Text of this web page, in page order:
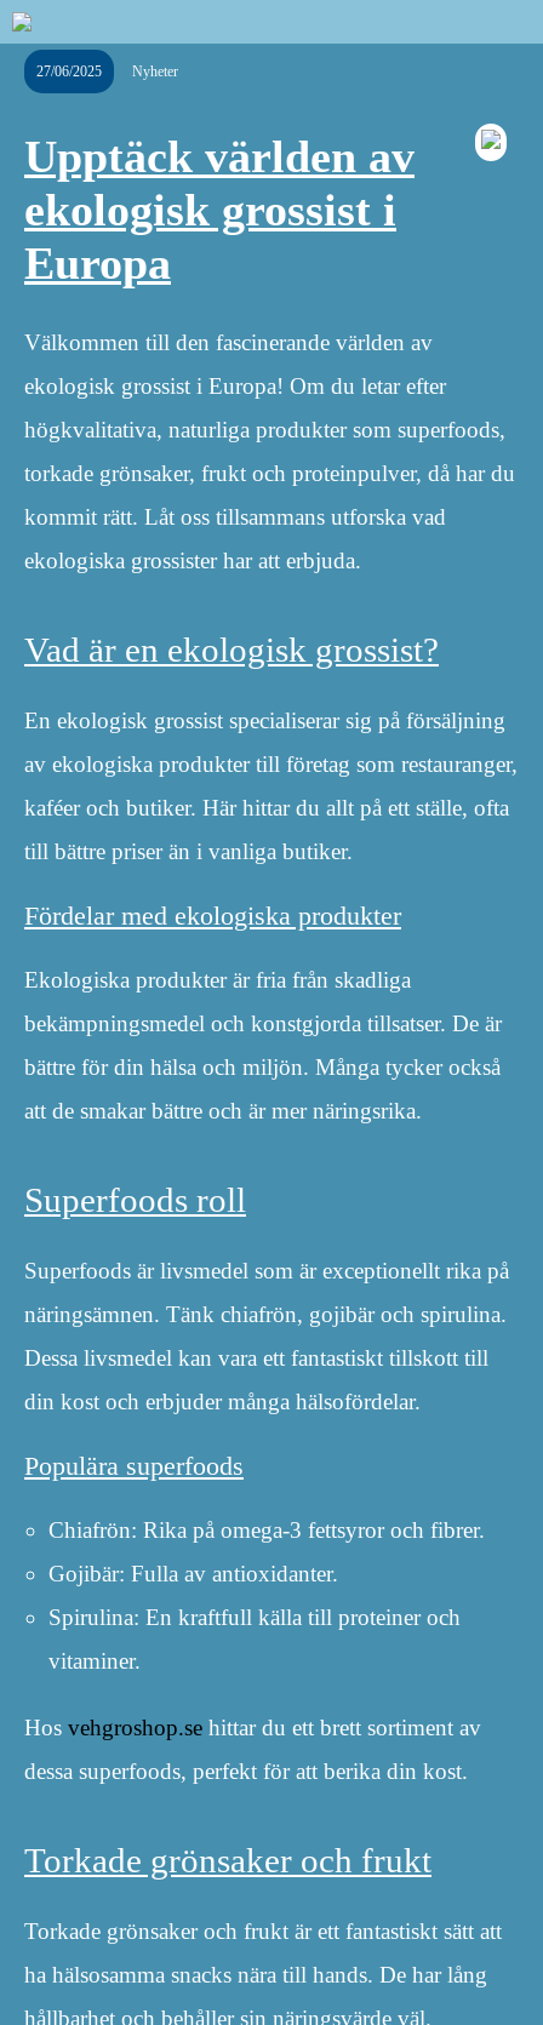
27/06/2025 Nyheter
Upptäck världen av
ekologisk grossist i
Europa
Välkommen till den fascinerande världen av
ekologisk grossist i Europa! Om du letar efter
högkvalitativa, naturliga produkter som superfoods,
torkade grönsaker, frukt och proteinpulver, då har du
kommit rätt. Låt oss tillsammans utforska vad
ekologiska grossister har att erbjuda.
Vad är en ekologisk grossist?
En ekologisk grossist specialiserar sig på försäljning
av ekologiska produkter till företag som restauranger,
kaféer och butiker. Här hittar du allt på ett ställe, ofta
till bättre priser än i vanliga butiker.
Fördelar med ekologiska produkter
Ekologiska produkter är fria från skadliga
bekämpningsmedel och konstgjorda tillsatser. De är
bättre för din hälsa och miljön. Många tycker också
att de smakar bättre och är mer näringsrika.
Superfoods roll
Superfoods är livsmedel som är exceptionellt rika på
näringsämnen. Tänk chiafrön, gojibär och spirulina.
Dessa livsmedel kan vara ett fantastiskt tillskott till
din kost och erbjuder många hälsofördelar.
Populära superfoods
Chiafrön: Rika på omega-3 fettsyror och fibrer.
Gojibär: Fulla av antioxidanter.
Spirulina: En kraftfull källa till proteiner och
vitaminer.
Hos vehgroshop.se hittar du ett brett sortiment av
dessa superfoods, perfekt för att berika din kost.
Torkade grönsaker och frukt
Torkade grönsaker och frukt är ett fantastiskt sätt att
ha hälsosamma snacks nära till hands. De har lång
hållbarhet och behåller sin näringsvärde väl.